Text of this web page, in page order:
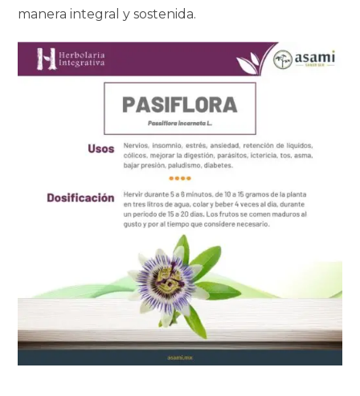
manera integral y sostenida.